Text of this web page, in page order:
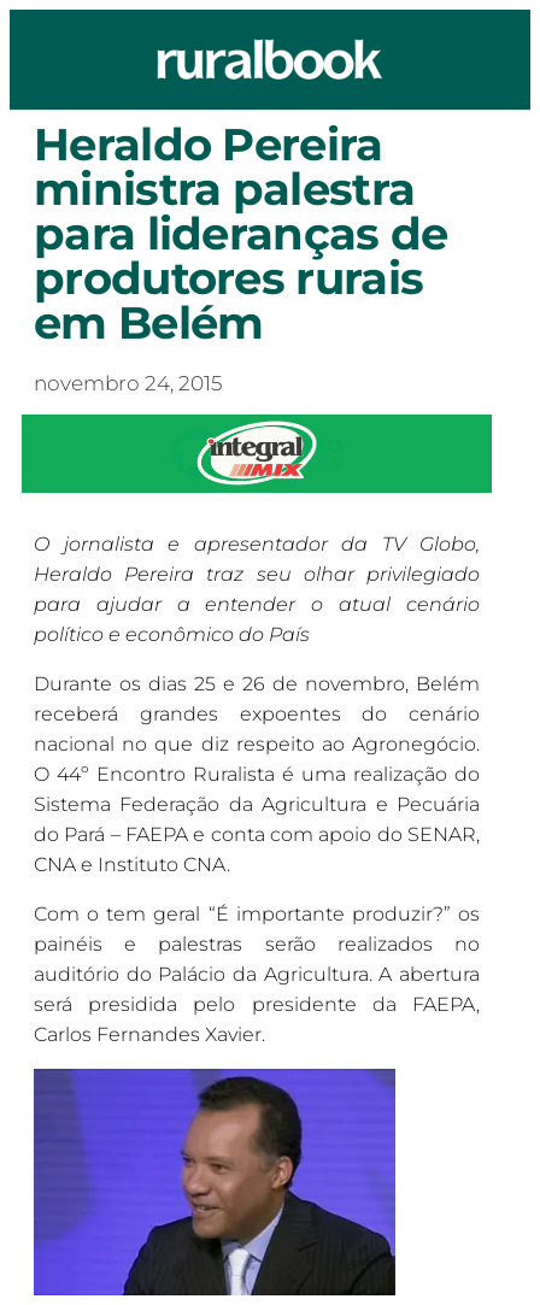
Heraldo Pereira
ministra palestra
para lideranças de
produtores rurais
em Belém
novembro 24, 2015
O jornalista e apresentador da TV Globo,
Heraldo Pereira traz seu olhar privilegiado
para ajudar a entender o atual cenário
político e econômico do País
Durante os dias 25 e 26 de novembro, Belém
receberá grandes expoentes do cenário
nacional no que diz respeito ao Agronegócio.
O 44º Encontro Ruralista é uma realização do
Sistema Federação da Agricultura e Pecuária
do Pará – FAEPA e conta com apoio do SENAR,
CNA e Instituto CNA.
Com o tem geral “É importante produzir?” os
painéis e palestras serão realizados no
auditório do Palácio da Agricultura. A abertura
será presidida pelo presidente da FAEPA,
Carlos Fernandes Xavier.